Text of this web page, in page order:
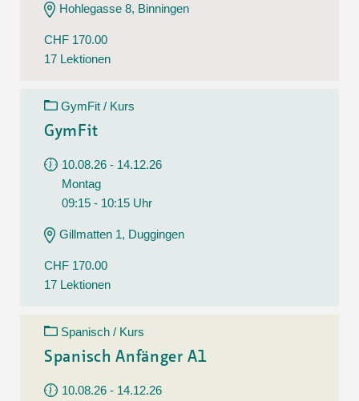
Hohlegasse 8, Binningen
CHF 170.00
17 Lektionen
GymFit / Kurs
GymFit
10.08.26 - 14.12.26
Montag
09:15 - 10:15 Uhr
Gillmatten 1, Duggingen
CHF 170.00
17 Lektionen
Spanisch / Kurs
Spanisch Anfänger A1
10.08.26 - 14.12.26